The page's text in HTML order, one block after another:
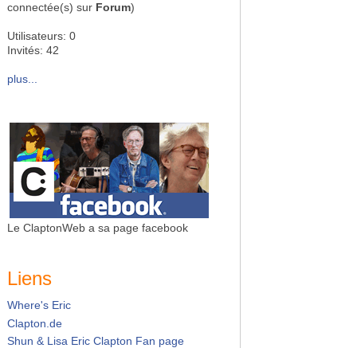
connectée(s) sur Forum)
Utilisateurs: 0
Invités: 42
plus...
Le ClaptonWeb a sa page facebook
Liens
Where's Eric
Clapton.de
Shun & Lisa Eric Clapton Fan page